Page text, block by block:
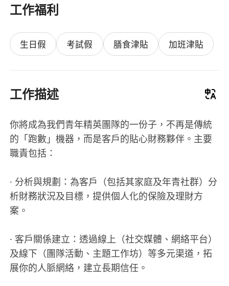
工作福利
生日假 考試假 膳食津貼 加班津貼
工作描述
你將成為我們青年精英團隊的一份子，不再是傳統
的「跑數」機器，而是客戶的貼心財務夥伴。主要
職責包括：
· 分析與規劃：為客戶（包括其家庭及年青社群）分
析財務狀況及目標，提供個人化的保險及理財方
案。
· 客戶關係建立：透過線上（社交媒體、網絡平台）
及線下（團隊活動、主題工作坊）等多元渠道，拓
展你的人脈網絡，建立長期信任。